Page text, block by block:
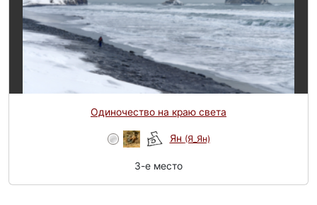
Одиночество на краю света
Ян (Я_Ян)
3-e место